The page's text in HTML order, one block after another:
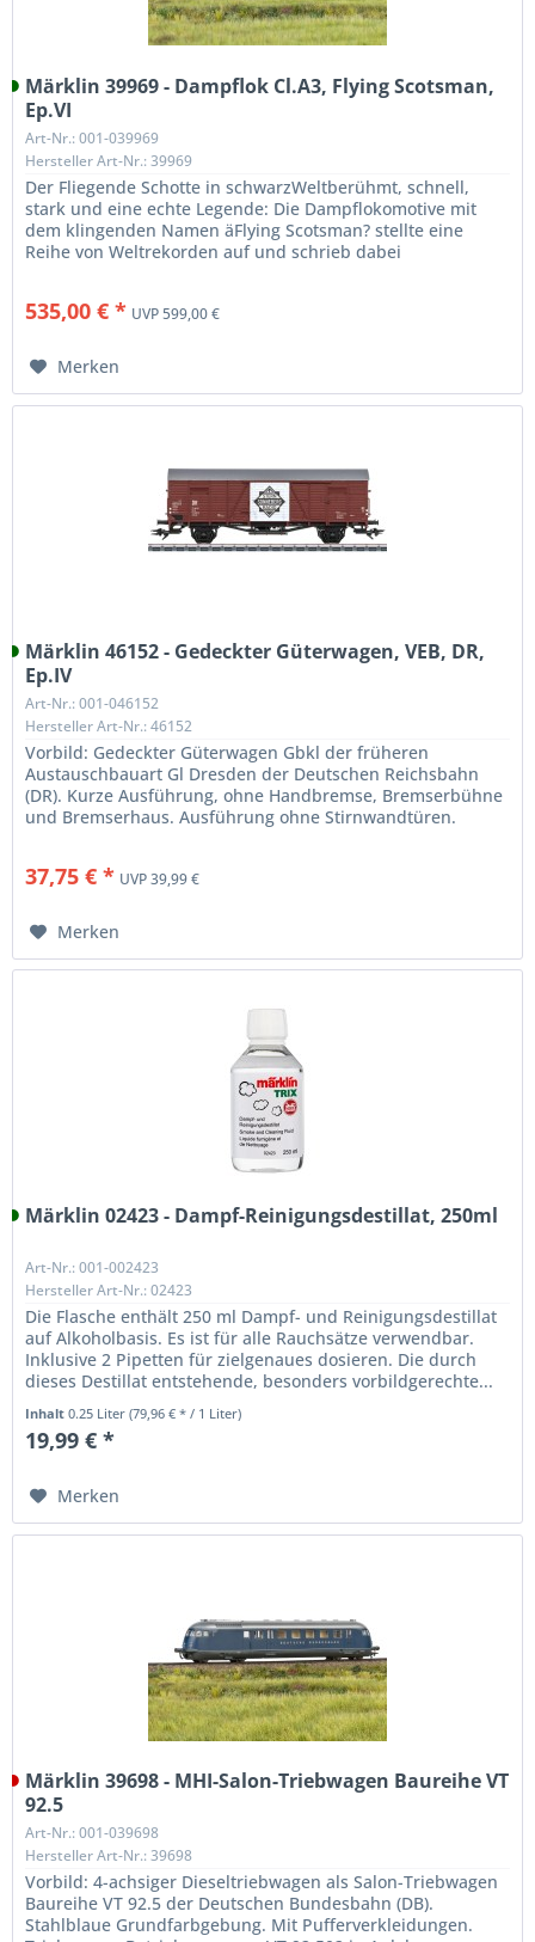
Märklin 39969 - Dampflok Cl.A3, Flying Scotsman,
Ep.VI
Art-Nr.: 001-039969
Hersteller Art-Nr.: 39969
Der Fliegende Schotte in schwarzWeltberühmt, schnell,
stark und eine ­echte ­Legende: Die Dampflokomotive mit
dem ­klingenden Namen äFlying Scotsman? stellte eine
Reihe von Weltrekorden auf und schrieb dabei
535,00 € * UVP 599,00 €
Merken
Märklin 46152 - Gedeckter Güterwagen, VEB, DR,
Ep.IV
Art-Nr.: 001-046152
Hersteller Art-Nr.: 46152
Vorbild: Gedeckter Güterwagen Gbkl der früheren
Austauschbauart Gl Dresden der Deutschen Reichsbahn
(DR). Kurze Ausführung, ohne Handbremse, Bremserbühne
und Bremserhaus. Ausführung ohne Stirnwandtüren.
37,75 € * UVP 39,99 €
Merken
Märklin 02423 - Dampf-Reinigungsdestillat, 250ml
Art-Nr.: 001-002423
Hersteller Art-Nr.: 02423
Die Flasche enthält 250 ml Dampf- und Reinigungsdestillat
auf Alkoholbasis. Es ist für alle Rauchsätze verwendbar.
Inklusive 2 Pipetten für zielgenaues dosieren. Die durch
dieses Destillat entstehende, besonders vorbildgerechte...
Inhalt0.25 Liter(79,96 € * / 1 Liter)
19,99 € *
Merken
Märklin 39698 - MHI-Salon-Triebwagen Baureihe VT
92.5
Art-Nr.: 001-039698
Hersteller Art-Nr.: 39698
Vorbild: 4-achsiger Dieseltriebwagen als Salon-Triebwagen
Baureihe VT 92.5 der Deutschen Bundesbahn (DB).
Stahlblaue Grundfarbgebung. Mit Pufferverkleidungen.